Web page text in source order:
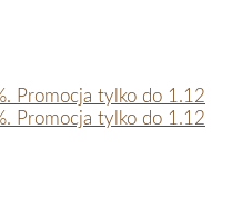
Promocja tylko do 1.12
Promocja tylko do 1.12